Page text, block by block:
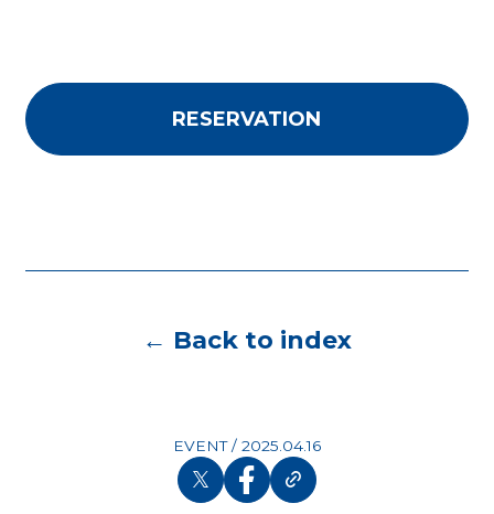
RESERVATION
← Back to index
EVENT / 2025.04.16